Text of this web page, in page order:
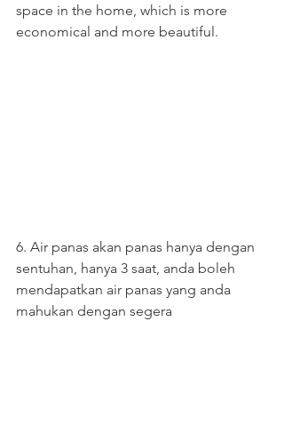
space in the home, which is more
economical and more beautiful.
6. Air panas akan panas hanya dengan
sentuhan, hanya 3 saat, anda boleh
mendapatkan air panas yang anda
mahukan dengan segera